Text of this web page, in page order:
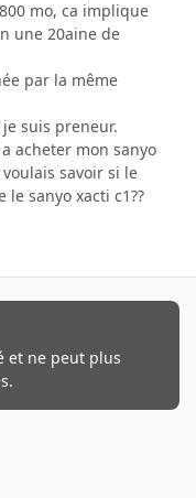
mo, ca implique
une 20aine de
par la même
suis preneur.
acheter mon sanyo
savoir si le
sanyo xacti c1??
et ne peut plus